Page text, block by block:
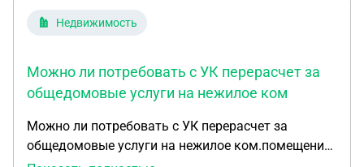
может и не писал брат его получил минималку
обращаться и положено же детям что
причитается
Недвижимость
Можно ли потребовать с УК перерасчет за
общедомовые услуги на нежилое ком
Можно ли потребовать с УК перерасчет за
общедомовые услуги на нежилое ком.помещение,